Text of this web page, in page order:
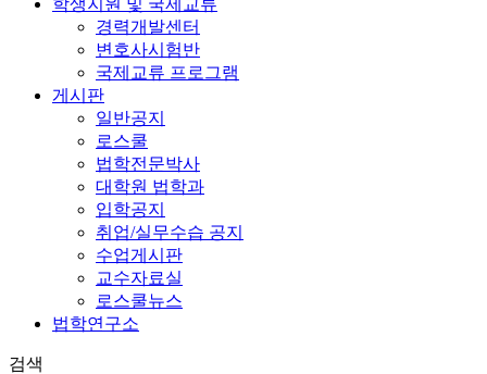
학생지원 및 국제교류
경력개발센터
변호사시험반
국제교류 프로그램
게시판
일반공지
로스쿨
법학전문박사
대학원 법학과
입학공지
취업/실무수습 공지
수업게시판
교수자료실
로스쿨뉴스
법학연구소
검색